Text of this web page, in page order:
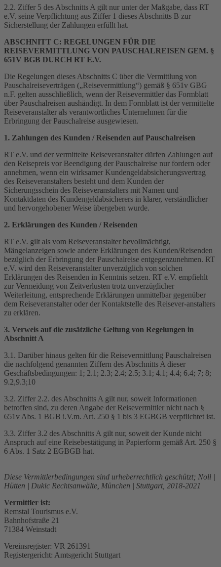
2.2. Ziffer 5 des Abschnitts A gilt nur unter der Maßgabe, dass RT
e.V. seine Verpflichtung aus Ziffer 1 dieses Abschnitts B zur
Sicherstellung der Zahlungen erfüllt hat.
ABSCHNITT C: REGELUNGEN FÜR DIE
REISEVERMITTLUNG VON PAUSCHALREISEN GEM. §
651V BGB DURCH RT E.V.
Die Regelungen dieses Abschnitts C über die Vermittlung von
Pauschalreiseverträgen („Reisevermittlung“) gemäß § 651v GBG
n.F. gelten ausschließlich, wenn der Reisevermittler das Formblatt
über Pauschalreisen aushändigt. In dem Formblatt ist der vermittelte
Reiseveranstalter als verantwortliches Unternehmen für die
Erbringung der Pauschalreise ausgewiesen.
1. Zahlungen des Kunden / Reisenden auf Pauschalreisen
RT e.V. und der vermittelte Reiseveranstalter dürfen Zahlungen auf
den Reisepreis vor Beendigung der Pauschalreise nur fordern oder
annehmen, wenn ein wirksamer Kundengeldabsicherungsvertrag
des Reiseveranstalters besteht und dem Kunden der
Sicherungsschein des Reiseveranstalters mit Namen und
Kontaktdaten des Kundengeldabsicherers in klarer, verständlicher
und hervorgehobener Weise übergeben wurde.
2. Erklärungen des Kunden / Reisenden
RT e.V. gilt als vom Reiseveranstalter bevollmächtigt,
Mängelanzeigen sowie andere Erklärungen des Kunden/Reisenden
bezüglich der Erbringung der Pauschalreise entgegenzunehmen. RT
e.V. wird den Reiseveranstalter unverzüglich von solchen
Erklärungen des Reisenden in Kenntnis setzen. RT e.V. empfiehlt
zur Vermeidung von Zeitverlusten trotz unverzüglicher
Weiterleitung, entsprechende Erklärungen unmittelbar gegenüber
dem Reiseveranstalter oder der Kontaktstelle des Reisever-anstalters
zu erklären.
3. Verweis auf die zusätzliche Geltung von Regelungen in
Abschnitt A
3.1. Darüber hinaus gelten für die Reisevermittlung Pauschalreisen
die nachfolgend genannten Ziffern des Abschnitts A dieser
Geschäftsbedingungen: 1; 2.1; 2.3; 2.4; 2.5; 3.1; 4.1; 4.4; 6.4; 7; 8;
9.2,9.3;10
3.2. Ziffer 2.2. des Abschnitts A gilt nur, soweit Informationen
betroffen sind, zu deren Angabe der Reisevermittler nicht nach §
651v Abs. 1 BGB i.V.m. Art. 250 § 1 bis 3 EGBGB verpflichtet ist.
3.3. Ziffer 3.2 des Abschnitts A gilt nur, soweit der Kunde nicht
Anspruch auf eine Reisebestätigung in Papierform gemäß Art. 250 §
6 Abs. 1 Satz 2 EGBGB hat.
Diese Vermittlerbedingungen sind urheberrechtlich geschützt; Noll |
Hütten | Dukic Rechtsanwälte, München | Stuttgart, 2018-2021
Vermittler ist:
Remstal Tourismus e.V.
Bahnhofstraße 21
71384 Weinstadt
Vereinsregister: VR 261391
Registergericht: Amtsgericht Stuttgart